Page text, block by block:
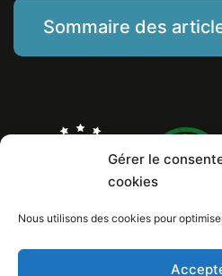
Gérer le
cookies
Nous utilisons des cookies pour
Sommaire des
Numéro de Siret: 799 260 146 00029